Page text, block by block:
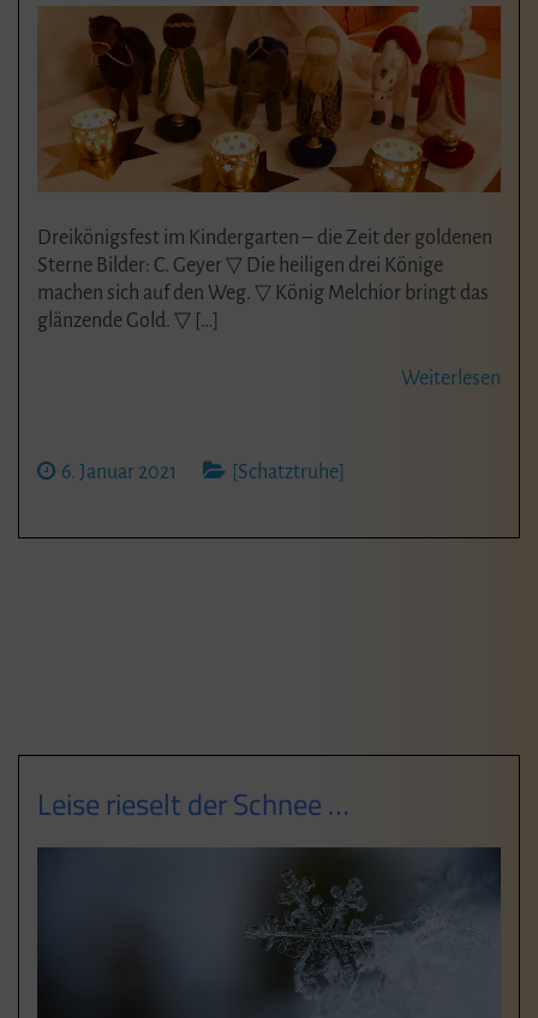
Dreikönigsfest im Kindergarten – die Zeit der goldenen
Sterne Bilder: C. Geyer ▽ Die heiligen drei Könige
machen sich auf den Weg. ▽ König Melchior bringt das
glänzende Gold. ▽ […]
Weiterlesen
6. Januar 2021 [Schatztruhe]
Leise rieselt der Schnee …